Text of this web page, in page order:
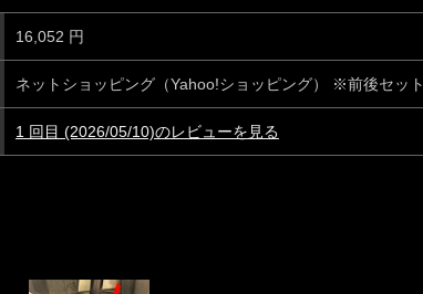
16,052 円
ネットショッピング（Yahoo!ショッピング） ※前後セット
1 回目 (2026/05/10)のレビューを見る